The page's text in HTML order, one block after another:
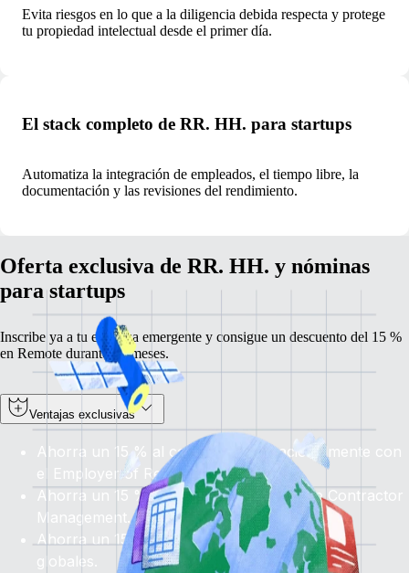
Evita riesgos en lo que a la diligencia debida respecta y protege
tu propiedad intelectual desde el primer día.
El stack completo de RR. HH. para startups
Automatiza la integración de empleados, el tiempo libre, la
documentación y las revisiones del rendimiento.
Oferta exclusiva de RR. HH. y nóminas
para startups
Inscribe ya a tu empresa emergente y consigue un descuento del 15 %
en Remote durante 12 meses.
Ventajas exclusivas
Ahorra un 15 % al contratar internacionalmente con
el Employer of Record.
Ahorra un 15 % entodoslos servicios de Contractor
Management.
Ahorra un 15 % en los servicios de Nóminas
globales.